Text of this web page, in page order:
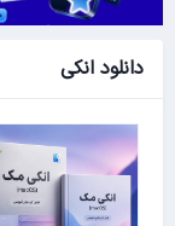
دانلود انکی